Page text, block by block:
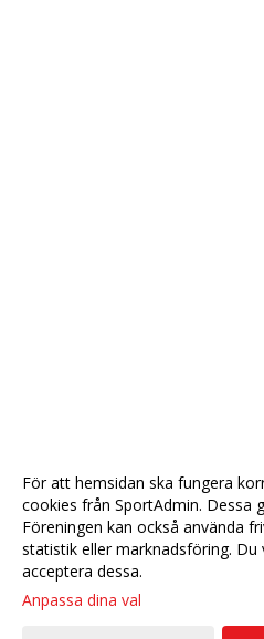
För att hemsidan ska fungera
cookies från SportAdmin. Dessa
Föreningen kan också använda
statistik eller marknadsföring. Du
acceptera dessa.
Anpassa dina val